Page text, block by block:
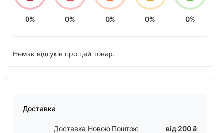
0% 0% 0% 0% 0%
Немає відгуків про цей товар.
Доставка
Доставка Новою Поштою від 200 ₴